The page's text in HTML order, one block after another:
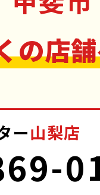
の店
ー山梨店